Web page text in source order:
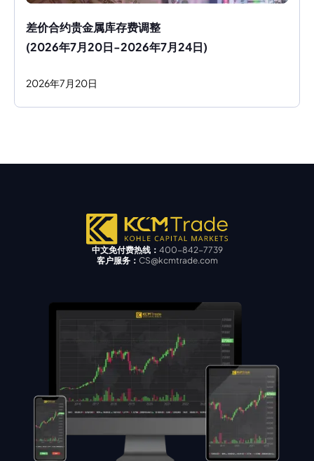
差价合约贵金属库存费调整
(2026年7月20日-2026年7月24日)
2026年7 月 20日
中文免付费热线： 400-842-7739
客户服务： CS@kcmtrade.com